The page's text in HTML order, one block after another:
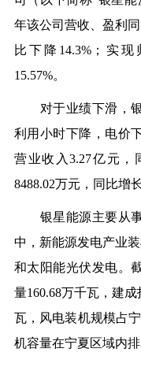
年该公司营收、盈利
比下降14.3%；实
15.57%。
对于业绩下滑，银
利用小时下降，电价
营业收入3.27亿元，
8488.02万元，同比增长
银星能源主要从事
中，新能源发电产业
和太阳能光伏发电。
量160.68万千瓦，建
瓦，风电装机规模占
机容量在宁夏区域内排